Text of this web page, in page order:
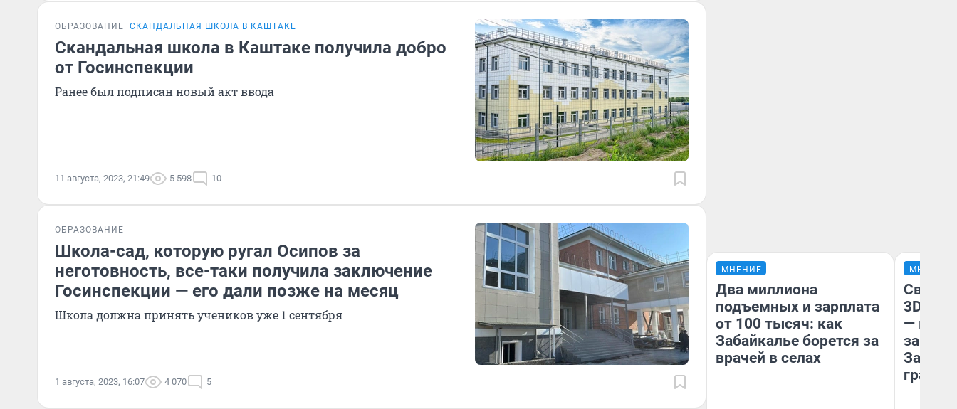
ОБРАЗОВАНИЕ СКАНДАЛЬНАЯ ШКОЛА В КАШТАКЕ
Скандальная школа в Каштаке получила добро
от Госинспекции
Ранее был подписан новый акт ввода
11 августа, 2023, 21:49 5 598 10
ОБРАЗОВАНИЕ
Школа-сад, которую ругал Осипов за
неготовность, все-таки получила заключение
Госинспекции — его дали позже на месяц
Школа должна принять учеников уже 1 сентября
1 августа, 2023, 16:07 4 070 5
МНЕНИЕ
Два миллиона
подъемных и зарплата
от 100 тысяч: как
Забайкалье борется за
врачей в селах
МНЕНИЕ
— как